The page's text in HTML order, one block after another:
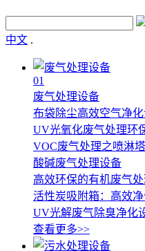
中文 .
01
废气处理设备
布袋除尘高效空气净
UV光氧化废气处理环
VOC废气处理之喷淋塔
酸碱废气处理设备
高效环保的有机废气
活性炭吸附箱：高效
UV光解废气除臭净化
查看更多>>